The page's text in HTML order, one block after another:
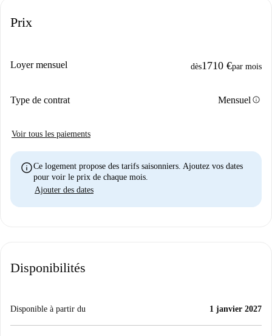
Prix
Loyer mensuel dès1710 €par mois
Type de contrat Mensuel info
Voir tous les paiements
infoCe logement propose des tarifs saisonniers. Ajoutez vos dates
pour voir le prix de chaque mois.
Ajouter des dates
Disponibilités
Disponible à partir du 1 janvier 2027